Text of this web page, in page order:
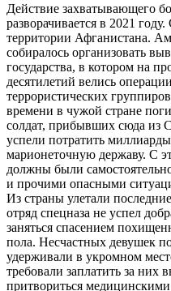
Действие захватывающего
разворачивается в 2021
территории Афганистана.
собиралось организовать
государства, в котором на
десятилетий велись
террористических
времени в чужой стране
солдат, прибывших сюда из
успели потратить
марионеточную державу. С
должны были
и прочими опасными
Из страны улетали
отряд спецназа не успел
заняться спасением
пола. Несчастных девушек
удерживали в укромном
требовали заплатить за
притвориться